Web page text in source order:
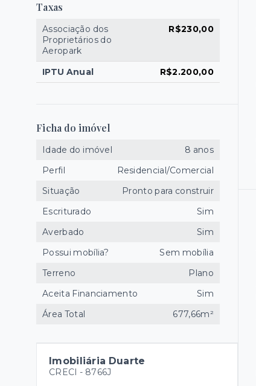
Taxas
Associação dos
Proprietários do
Aeropark
R$230,00
IPTU Anual R$2.200,00
Ficha do imóvel
Idade do imóvel
8 anos
Perfil
Residencial/Comercial
Situação
Pronto para construir
Escriturado
Sim
Averbado
Sim
Possui mobília?
Sem mobília
Terreno
Plano
Aceita Financiamento
Sim
Área Total
677,66m²
Imobiliária Duarte
CRECI - 8766J